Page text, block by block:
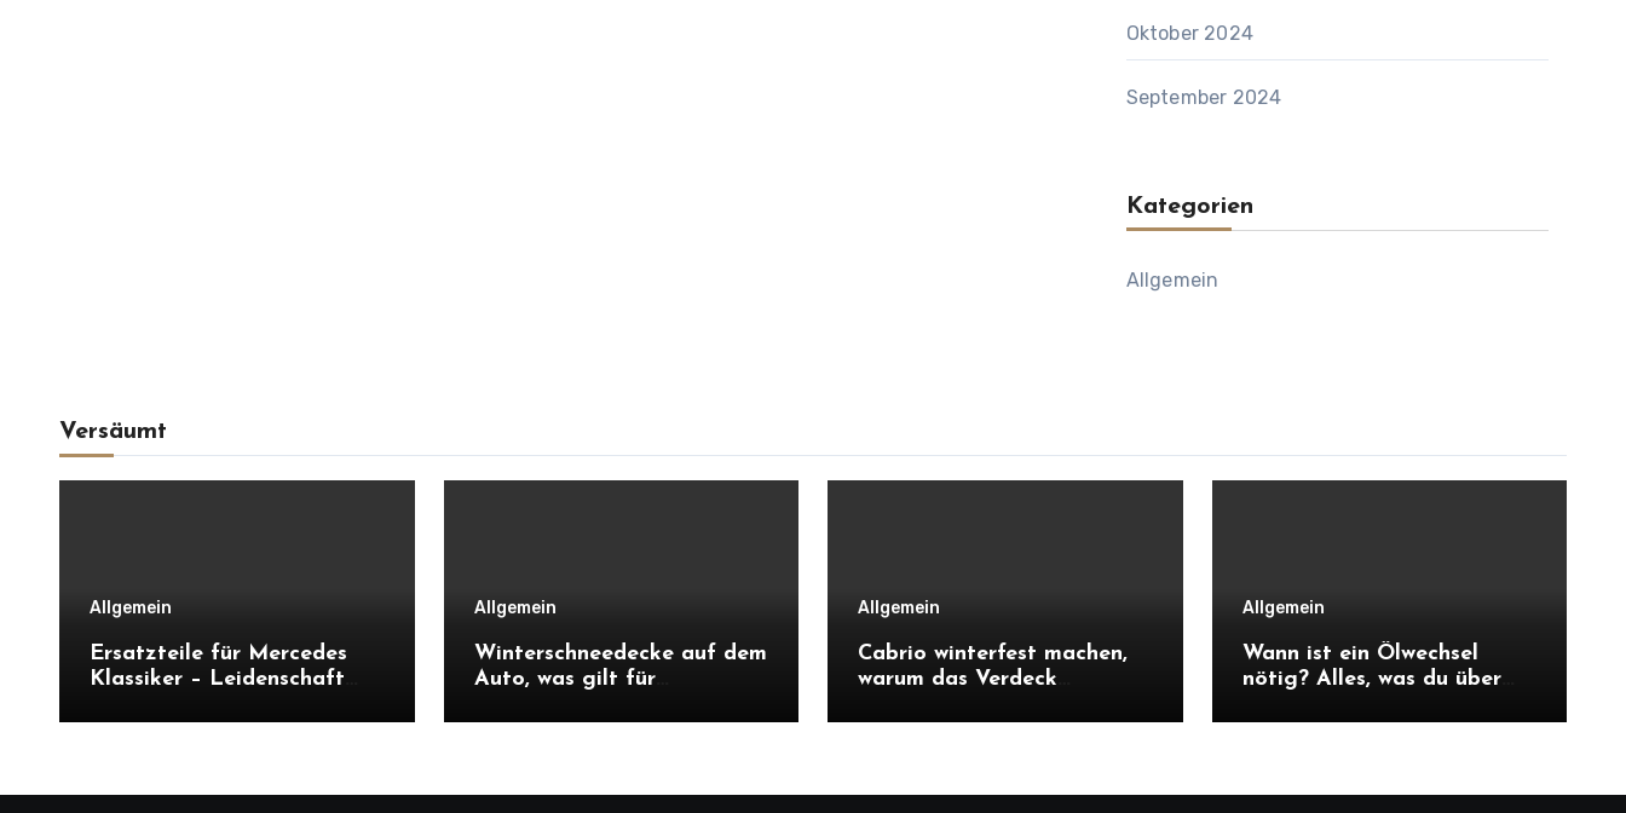
Oktober 2024
September 2024
Kategorien
Allgemein
Versäumt
Allgemein
Ersatzteile für Mercedes
Klassiker – Leidenschaft
Allgemein
Winterschneedecke auf dem
Auto, was gilt für
wenn alles zugeschneit ist?
Allgemein
Cabrio winterfest machen,
warum das Verdeck
Allgemein
Wann ist ein Ölwechsel
nötig? Alles, was du über
Motorpflege wissen musst